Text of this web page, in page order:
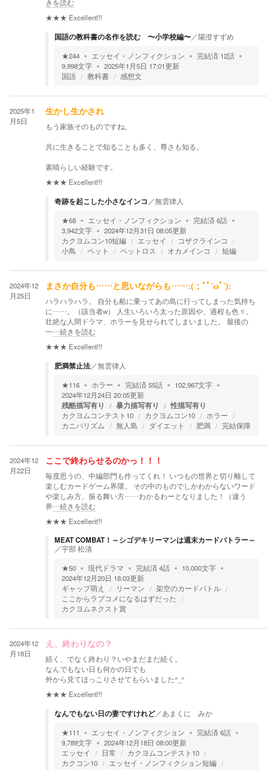
きを読む
★★★ Excellent!!!
国語の教科書の名作を読む 〜小学校編〜／陽澄すずめ
★244 エッセイ・ノンフィクション 完結済 12話
9,998文字 2025年1月5日 17:01更新
国語
教科書 感想文
2025年1
月5日
生かし生かされ
もう家族そのものですね。
共に生きることで知ることも多く、尊さも知る。
素晴らしい経験です。
★★★ Excellent!!!
奇跡を起こした小さなインコ ／無雲律人
★68 エッセイ・ノンフィクション 完結済6話
3,942文字 2024年12月31日 08:05更新
カクヨムコン10短編
エッセイ
コザクラインコ
小鳥
ペット ペットロス オカメインコ 短編
2024年12
月25日
まさか自分も……と思いながらも……:(；ﾞﾟ'ωﾟ'):
ハラハラハラ。 自分も船に乗ってあの島に行ってしまった気持ち
に……。（該当者w） 人生いろいろ太った原因や、過程も色々。
壮絶な人間ドラマ、ホラーを見せられてしまいました。 最後の
一…続きを読む
★★★ Excellent!!!
肥満禁止法／無雲律人
★116 ホラー 完結済55話 102,967文字
2024年12月24日 20:05更新
残酷描写有り 暴力描写有り 性描写有り
カクヨムコンテスト10 カクヨムコン10
ホラー
カニバリズム
無人島 ダイエット 肥満 完結保障
2024年12
月22日
ここで終わらせるのかっ！！！
毎度思うの、中編部門も作ってくれ！ いつもの世界と切り離して
楽しむカードゲーム界隈。 その中のものでしかわからないワード
や楽しみ方、振る舞い方……わかるわーとなりました！（違う
界…続きを読む
★★★ Excellent!!!
MEAT COMBAT！～シゴデキリーマンは週末カードバトラー～
／宇部 松清
★50 現代ドラマ 完結済4話 10,000文字
2024年12月20日 18:03更新
ギャップ萌え
リーマン
架空のカードバトル
ここからラブコメになるはずだった
カクヨムネクスト賞
2024年12
月18日
え、終わりなの？
続く、でなく終わり？いやまだまだ続く。
なんでもない日も何かの日でも
外から見てほっこりさせてもらいました^_^
★★★ Excellent!!!
なんでもない日の妻ですけれど／あまくに みか
★111 エッセイ・ノンフィクション 完結済6話
9,789文字 2024年12月18日 08:00更新
エッセイ
日常
カクヨムコンテスト10
カクコン10
エッセイ・ノンフィクション短編